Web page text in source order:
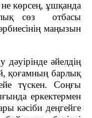
көрсең, ұшқанда
сөз
отбасы
маңызын
дәуірінде әйелдің
қоғамның барлық
түскен. Соңғы
еркектермен
кәсіби деңгейге